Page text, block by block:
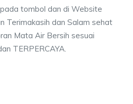
tombol dan di Website
Terimakasih dan Salam sehat
Mata Air Bersih sesuai
TERPERCAYA.